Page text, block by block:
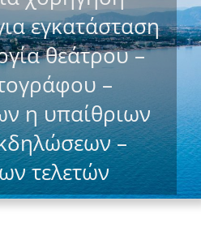
εγκατάσταση
θεάτρου –
–
η υπαίθριων
–
τελετών